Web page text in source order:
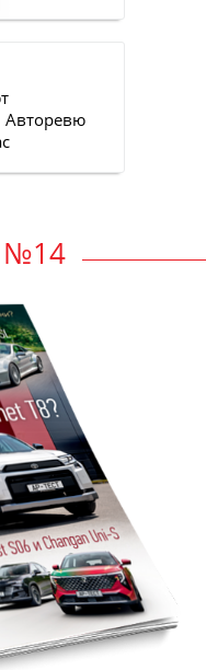
Авторевю
№14